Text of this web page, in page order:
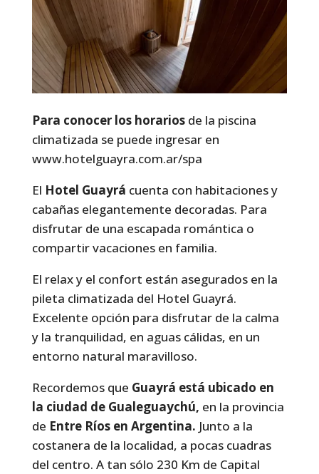
Para conocer los horariosde la piscina
climatizada se puede ingresar en
www.hotelguayra.com.ar/spa
El Hotel Guayrá cuenta con habitaciones y
cabañas elegantemente decoradas. Para
disfrutar de una escapada romántica o
compartir vacaciones en familia.
El relax y el confort están asegurados en la
pileta climatizada del Hotel Guayrá.
Excelente opción para disfrutar de la calma
y la tranquilidad, en aguas cálidas, en un
entorno natural maravilloso.
Recordemos que Guayrá está ubicado en
la ciudad de Gualeguaychú, en la provincia
de Entre Ríos en Argentina. Junto a la
costanera de la localidad, a pocas cuadras
del centro. A tan sólo 230 Km de Capital